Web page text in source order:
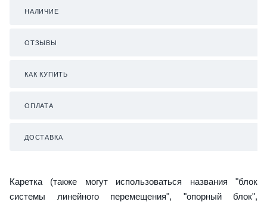
НАЛИЧИЕ
ОТЗЫВЫ
КАК КУПИТЬ
ОПЛАТА
ДОСТАВКА
Каретка (также могут использоваться названия "блок
системы линейного перемещения", "опорный блок",